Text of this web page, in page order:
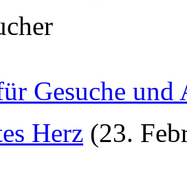
Gesuche und
Herz (23.